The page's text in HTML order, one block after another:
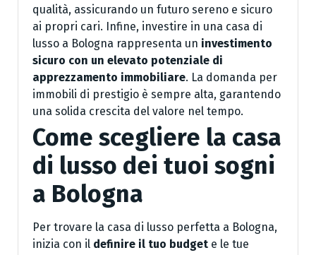
qualità, assicurando un futuro sereno e sicuro
ai propri cari. Infine, investire in una casa di
lusso a Bologna rappresenta un investimento
sicuro con un elevato potenziale di
apprezzamento immobiliare. La domanda per
immobili di prestigio è sempre alta, garantendo
una solida crescita del valore nel tempo.
Come scegliere la casa
di lusso dei tuoi sogni
a Bologna
Per trovare la casa di lusso perfetta a Bologna,
inizia con il definire il tuo budget e le tue